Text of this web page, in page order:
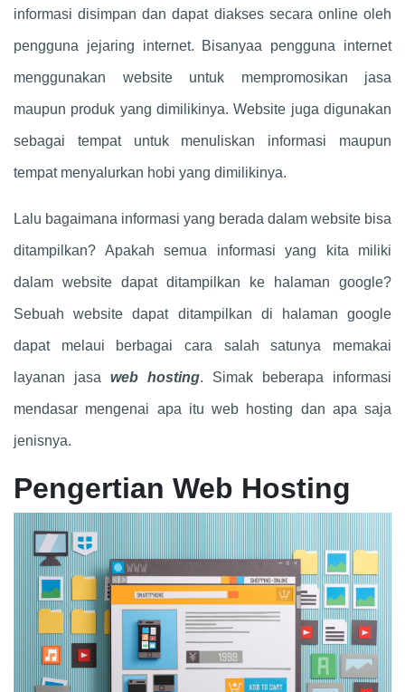
informasi disimpan dan dapat diakses secara online oleh
pengguna jejaring internet. Bisanyaa pengguna internet
menggunakan website untuk mempromosikan jasa
maupun produk yang dimilikinya. Website juga digunakan
sebagai tempat untuk menuliskan informasi maupun
tempat menyalurkan hobi yang dimilikinya.
Lalu bagaimana informasi yang berada dalam website bisa
ditampilkan? Apakah semua informasi yang kita miliki
dalam website dapat ditampilkan ke halaman google?
Sebuah website dapat ditampilkan di halaman google
dapat melaui berbagai cara salah satunya memakai
layanan jasa web hosting. Simak beberapa informasi
mendasar mengenai apa itu web hosting dan apa saja
jenisnya.
Pengertian Web Hosting